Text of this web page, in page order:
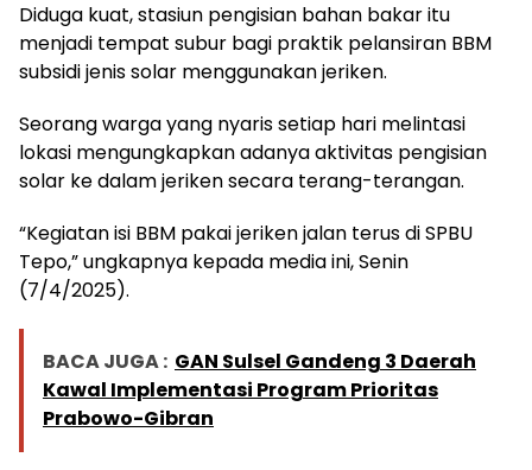
Diduga kuat, stasiun pengisian bahan bakar itu
menjadi tempat subur bagi praktik pelansiran BBM
subsidi jenis solar menggunakan jeriken.
Seorang warga yang nyaris setiap hari melintasi
lokasi mengungkapkan adanya aktivitas pengisian
solar ke dalam jeriken secara terang-terangan.
“Kegiatan isi BBM pakai jeriken jalan terus di SPBU
Tepo,” ungkapnya kepada media ini, Senin
(7/4/2025).
BACA JUGA : GAN Sulsel Gandeng 3 Daerah
Kawal Implementasi Program Prioritas
Prabowo-Gibran